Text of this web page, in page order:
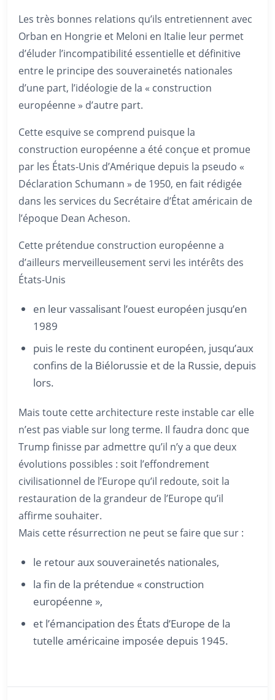
Les très bonnes relations qu’ils entretiennent avec
Orban en Hongrie et Meloni en Italie leur permet
d’éluder l’incompatibilité essentielle et définitive
entre le principe des souverainetés nationales
d’une part, l’idéologie de la « construction
européenne » d’autre part.
Cette esquive se comprend puisque la
construction européenne a été conçue et promue
par les États-Unis d’Amérique depuis la pseudo «
Déclaration Schumann » de 1950, en fait rédigée
dans les services du Secrétaire d’État américain de
l’époque Dean Acheson.
Cette prétendue construction européenne a
d’ailleurs merveilleusement servi les intérêts des
États-Unis
en leur vassalisant l’ouest européen jusqu’en
1989
puis le reste du continent européen, jusqu’aux
confins de la Biélorussie et de la Russie, depuis
lors.
Mais toute cette architecture reste instable car elle
n’est pas viable sur long terme. Il faudra donc que
Trump finisse par admettre qu’il n’y a que deux
évolutions possibles : soit l’effondrement
civilisationnel de l’Europe qu’il redoute, soit la
restauration de la grandeur de l’Europe qu’il
affirme souhaiter.
Mais cette résurrection ne peut se faire que sur :
le retour aux souverainetés nationales,
la fin de la prétendue « construction
européenne »,
et l’émancipation des États d’Europe de la
tutelle américaine imposée depuis 1945.